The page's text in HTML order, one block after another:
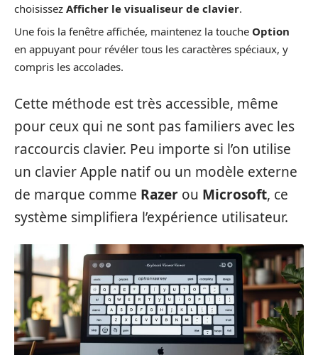
choisissez Afficher le visualiseur de clavier.
Une fois la fenêtre affichée, maintenez la touche Option
en appuyant pour révéler tous les caractères spéciaux, y
compris les accolades.
Cette méthode est très accessible, même
pour ceux qui ne sont pas familiers avec les
raccourcis clavier. Peu importe si l’on utilise
un clavier Apple natif ou un modèle externe
de marque comme Razer ou Microsoft, ce
système simplifiera l’expérience utilisateur.